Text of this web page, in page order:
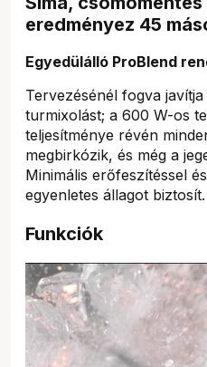
eredményez 45
Egyedülálló ProBlend
Tervezésénél fogva
turmixolást; a 600 W-os
teljesítménye révén
megbirkózik, és még a
Minimális erőfeszítéssel
egyenletes állagot biztosít.
Funkciók